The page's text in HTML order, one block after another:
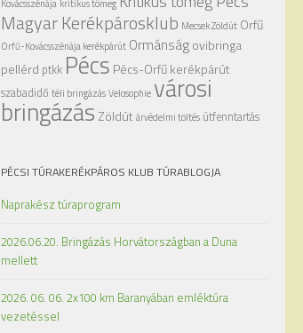
Kovácsszénája kritikus tömeg
Magyar Kerékpárosklub Mecsek Zöldút Orfű
Orfű-Kovácsszénája kerékpárút Ormánságovibringa
pellérd ptkk Pécs Pécs-Orfű kerékpárút
szabadidő téli bringázásVelosophie városi
bringázás Zöldútárvédelmi töltés útfenntartás
PÉCSI TÚRAKERÉKPÁROS KLUB TÚRABLOGJA
Naprakész túraprogram
2026.06.20. Bringázás Horvátországban a Duna
mellett
2026. 06. 06. 2x100 km Baranyában emléktúra
vezetéssel